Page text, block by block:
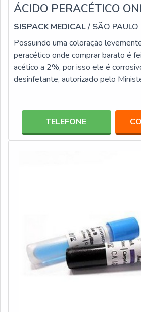
ÁCIDO PERACÉTICO
SISPACK MEDICAL/ SÃO PAULO
Possuindo uma coloração
peracético onde comprar barato é
acético a 2%, por isso ele é
desinfetante, autorizado pelo
as propriedades, podendo ser
PVC, aço inoxidável e polietileno, e
de vidro, polietileno, porcelana,
TELEFONE